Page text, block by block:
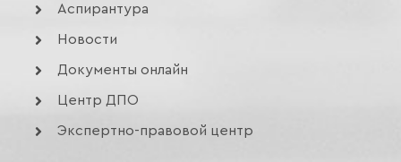
Аспирантура
Новости
Документы онлайн
Центр ДПО
Экспертно-правовой центр